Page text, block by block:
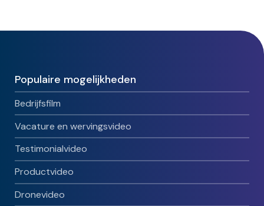
Populaire mogelijkheden
Bedrijfsfilm
Vacature en wervingsvideo
Testimonialvideo
Productvideo
Dronevideo